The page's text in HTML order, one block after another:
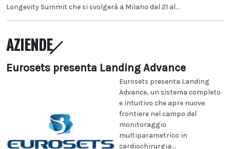
Longevity Summit che si svolgerà a Milano dal 21 al...
AZIENDE
Eurosets presenta Landing Advance
Eurosets presenta Landing
Advance, un sistema completo
e intuitivo che apre nuove
frontiere nel campo del
monitoraggio
multiparametrico in
cardiochirurgia...